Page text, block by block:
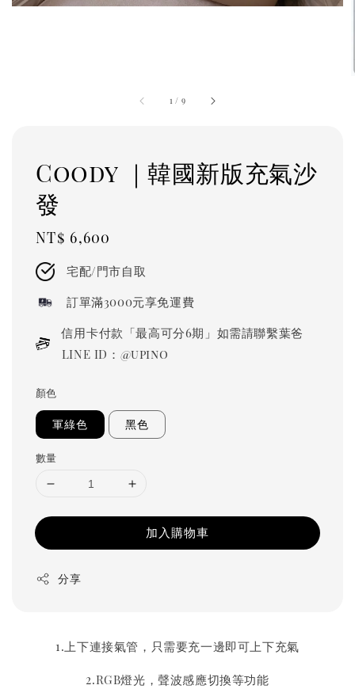
1 / 9
Coody ｜韓國新版充氣沙
發
Regular
price
NT$ 6,600
宅配/門市自取
訂單滿3000元享免運費
信用卡付款「最高可分6期」如需請聯繫葉爸
LINE ID：@upino
顏色
軍綠色 黑色
數量
加入購物車
分享
1.上下連接氣管，只需要充一邊即可上下充氣
2.RGB燈光，聲波感應切換等功能